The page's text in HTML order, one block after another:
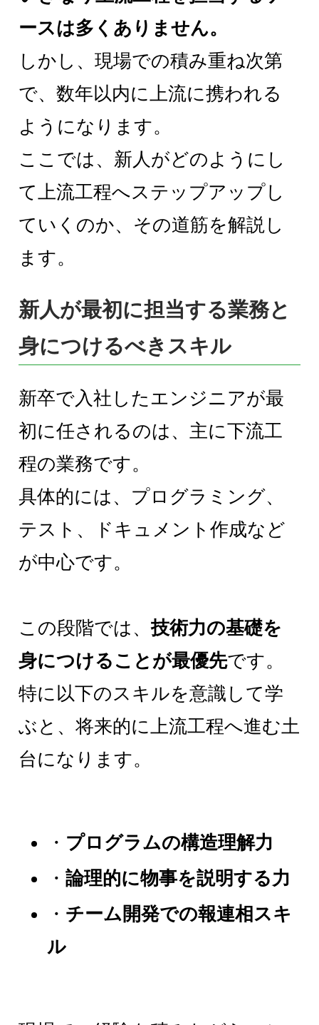
ースは多くありません。
しかし、現場での積み重ね次第
で、数年以内に上流に携われる
ようになります。
ここでは、新人がどのようにし
て上流工程へステップアップし
ていくのか、その道筋を解説し
ます。
新人が最初に担当する業務と
身につけるべきスキル
新卒で入社したエンジニアが最
初に任されるのは、主に下流工
程の業務です。
具体的には、プログラミング、
テスト、ドキュメント作成など
が中心です。
この段階では、技術力の基礎を
身につけることが最優先です。
特に以下のスキルを意識して学
ぶと、将来的に上流工程へ進む土
台になります。
・ プログラムの構造理解力
・論理的に物事を説明する力
・ チーム開発での報連相スキ
ル